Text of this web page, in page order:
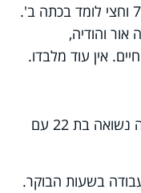
מתוק, שמח וחכם, שהיום הוא כבר בן 7 וחצי לומד בכתה ב'.
והודיה,
אין עוד מלבדו.
שלום רב להידברות וקוראיה. אני אישה נשואה בת 22 עם
בשעות הבוקר.